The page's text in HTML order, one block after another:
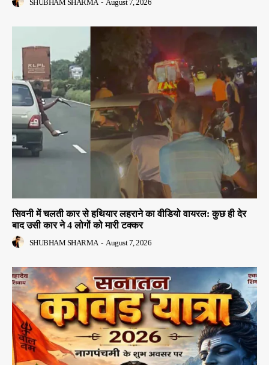
SHUBHAM SHARMA - August 7, 2026
सिवनी में चलती कार से हथियार लहराने का वीडियो वायरल: कुछ ही देर
बाद उसी कार ने 4 लोगों को मारी टक्कर
SHUBHAM SHARMA - August 7, 2026